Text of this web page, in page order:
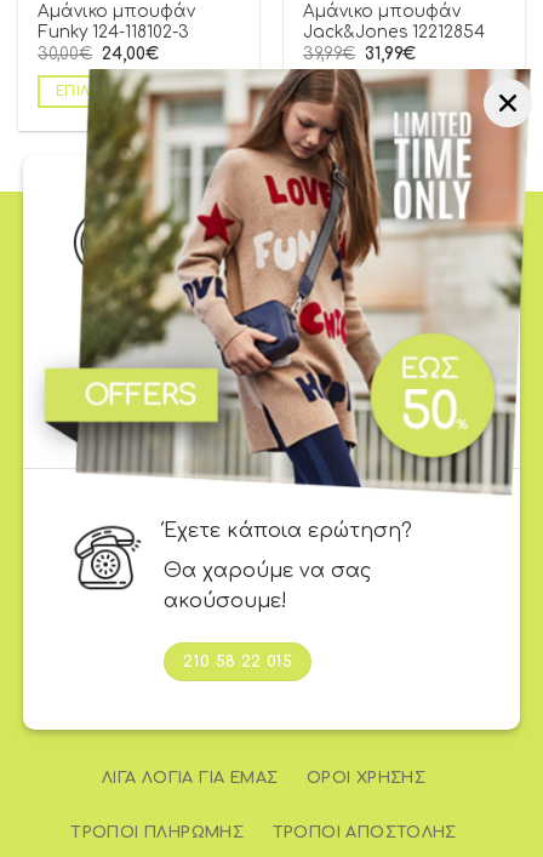
Αμάνικο μπουφάν
Funky 124-118102-3
30,00€ 24,00€
ΕΠΙΛΟΓΉ
Αμάνικο μπουφάν
Jack&Jones 12212854
39,99€ 31,99€
ΕΠΙΛΟΓΉ
Ωράριο Λειτουργίας
Δευτέρα - Τετάρτη -
Σαββάτο: 9:00 - 15:00
Τρίτη - Πέμπτη -
Παρασκευή: 9:00 - 14:00 &
17:00 - 21:00
Έχετε κάποια ερώτηση?
Θα χαρούμε να σας
ακούσουμε!
210 58 22 015
ΛΊΓΑ ΛΌΓΙΑ ΓΙΑ ΕΜΆΣ ΌΡΟΙ ΧΡΉΣΗΣ
ΤΡΌΠΟΙ ΠΛΗΡΩΜΉΣ ΤΡΌΠΟΙ ΑΠΟΣΤΟΛΉΣ